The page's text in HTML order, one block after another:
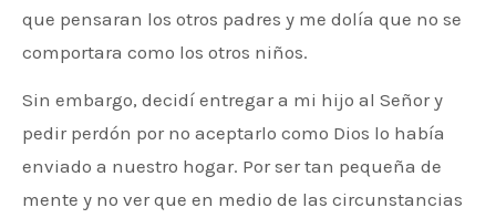
que pensaran los otros padres y me dolía que no se
comportara como los otros niños.
Sin embargo, decidí entregar a mi hijo al Señor y
pedir perdón por no aceptarlo como Dios lo había
enviado a nuestro hogar. Por ser tan pequeña de
mente y no ver que en medio de las circunstancias